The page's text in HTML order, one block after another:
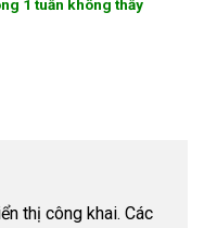
1 tuần không thấy
thị công khai. Các